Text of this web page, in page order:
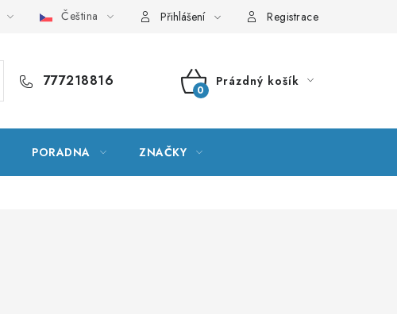
Slovník pojmů Mapa serveru Moje objednávka
Čeština Přihlášení Registrace
777218816
NÁKUPNÍ
Prázdný košík
PORADNA ZNAČKY